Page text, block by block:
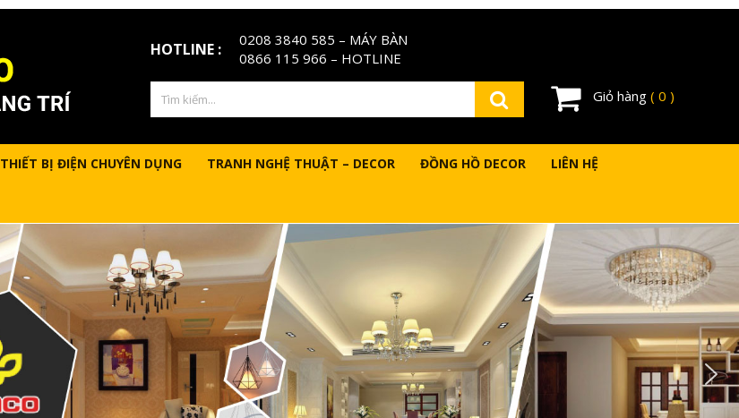
HOTLINE : 0208 3840 585 – MÁY BÀN
0866 115 966 – HOTLINE
Giỏ hàng ( 0 )
THIẾT BỊ ĐIỆN CHUYÊN DỤNG TRANH NGHỆ THUẬT – DECOR ĐỒNG HỒ DECOR LIÊN HỆ